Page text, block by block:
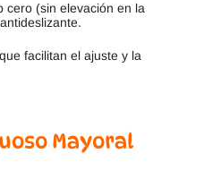
cero (sin elevación en la
que facilitan el ajuste y la
Mayoral